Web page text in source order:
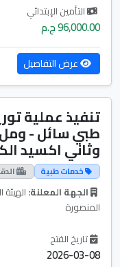
التأمين الإبتدائي
96,000.00 ج.م
عرض التفاصيل
تنفيذ عملية
طبي سائل -
وثاني اكسيد
خدمات طبية
الجهة المعلنة:
المنصورة
تاريخ الفتح
2026-03-08